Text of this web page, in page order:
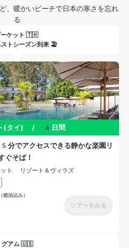
、暖かいビーチで日本の寒さを忘れ
る
ーケット 🇹🇭
ストシーズン到来 🏖️
グアム 🇺🇸